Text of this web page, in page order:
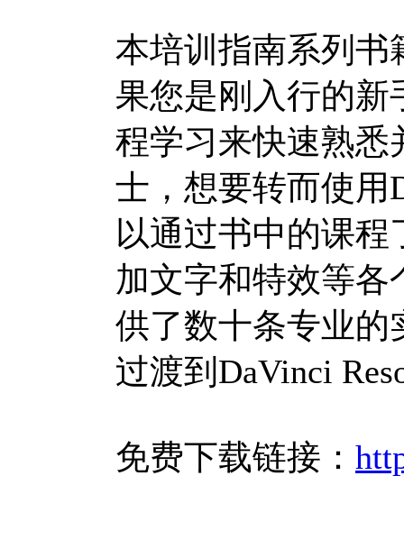
本培训指南系列书
果您是刚入行的新
程学习来快速熟悉
士，想要转而使用
以通过书中的课
加文字和特效等
供了数十条专业的
过渡到DaVinci
免费下载链接：